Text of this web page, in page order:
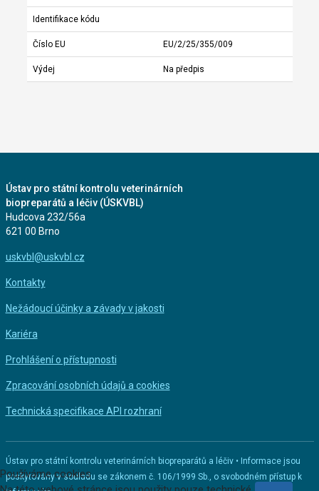
Identifikace kódu
Číslo EU EU/2/25/355/009
Výdej Na předpis
Ústav pro státní kontrolu veterinárních
biopreparátů a léčiv (ÚSKVBL)
Hudcova 232/56a
621 00 Brno
uskvbl@uskvbl.cz
Kontakty
Nežádoucí účinky a závady v jakosti
Kariéra
Prohlášení o přístupnosti
Zpracování osobních údajů a cookies
Technická specifikace API rozhraní
Ústav pro státní kontrolu veterinárních biopreparátů a léčiv • Informace jsou
poskytovány v souladu se zákonem č. 106/1999 Sb., o svobodném přístup k
Používáme cookies